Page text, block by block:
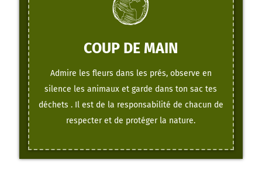
COUP DE MAIN
Admire les fleurs dans les prés, observe en
silence les animaux et garde dans ton sac tes
déchets . Il est de la responsabilité de chacun de
respecter et de protéger la nature.